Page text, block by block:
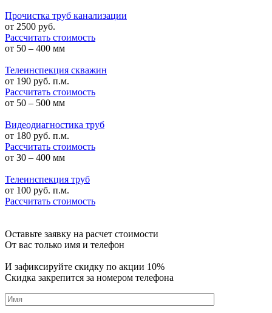
Прочистка труб канализации
от 2500 руб.
Рассчитать стоимость
от 50 – 400 мм
Телеинспекция скважин
от 190 руб. п.м.
Рассчитать стоимость
от 50 – 500 мм
Видеодиагностика труб
от 180 руб. п.м.
Рассчитать стоимость
от 30 – 400 мм
Телеинспекция труб
от 100 руб. п.м.
Рассчитать стоимость
Оставьте заявку на расчет стоимости
От вас только имя и телефон
И зафиксируйте скидку по акции 10%
Скидка закрепится за номером телефона